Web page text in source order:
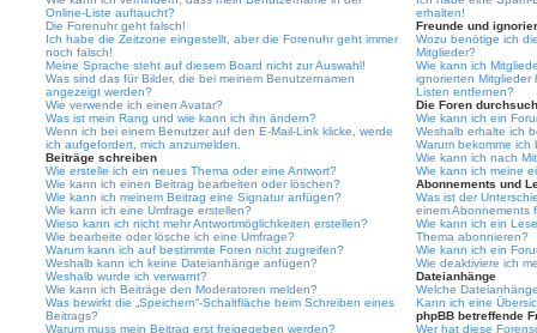
Online-Liste auftaucht?
Die Forenuhr geht falsch!
Ich habe die Zeitzone eingestellt, aber die Forenuhr geht immer
noch falsch!
Meine Sprache steht auf diesem Board nicht zur Auswahl!
Was sind das für Bilder, die bei meinem Benutzernamen
angezeigt werden?
Wie verwende ich einen Avatar?
Was ist mein Rang und wie kann ich ihn ändern?
Wenn ich bei einem Benutzer auf den E-Mail-Link klicke, werde
ich aufgefordert, mich anzumelden.
Beiträge schreiben
Wie erstelle ich ein neues Thema oder eine Antwort?
Wie kann ich einen Beitrag bearbeiten oder löschen?
Wie kann ich meinem Beitrag eine Signatur anfügen?
Wie kann ich eine Umfrage erstellen?
Wieso kann ich nicht mehr Antwortmöglichkeiten erstellen?
Wie bearbeite oder lösche ich eine Umfrage?
Warum kann ich auf bestimmte Foren nicht zugreifen?
Weshalb kann ich keine Dateianhänge anfügen?
Weshalb wurde ich verwarnt?
Wie kann ich Beiträge den Moderatoren melden?
Was bewirkt die „Speichern“-Schaltfläche beim Schreiben eines
Beitrags?
Warum muss mein Beitrag erst freigegeben werden?
erhalten!
Freunde und
Wozu benötige ich
Mitglieder?
Wie kann ich
ignorierten
Listen entfernen?
Die Foren
Wie kann ich ein
Weshalb erhalte ich
Warum bekomme
Wie kann ich nach
Wie kann ich meine
Abonnements und
Was ist der
einem Abonnements
Wie kann ich ein
Thema abonnieren?
Wie kann ich ein
Wie deaktiviere ich
Dateianhänge
Welche
Kann ich eine
phpBB betreffende
Wer hat diese